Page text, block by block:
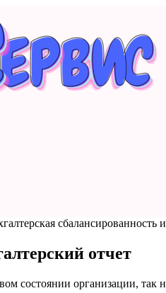
сбалансированность
отчет
состоянии организации, так